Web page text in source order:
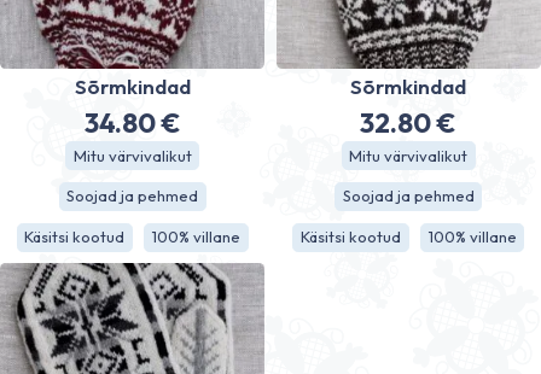
Sõrmkindad
34.80€
Mitu värvivalikut
Soojad ja pehmed
Käsitsi kootud 100% villane
Sõrmkindad
32.80€
Mitu värvivalikut
Soojad ja pehmed
Käsitsi kootud 100% villane